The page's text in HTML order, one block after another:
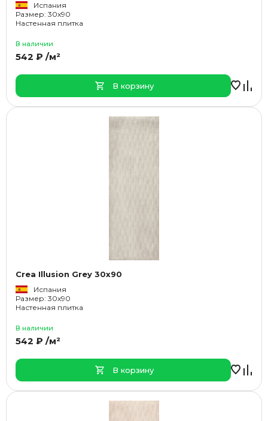
Испания
Размер: 30x90
Настенная плитка
В наличии
542 ₽ /м²
В корзину
Crea Illusion Grey 30x90
Испания
Размер: 30x90
Настенная плитка
В наличии
542 ₽ /м²
В корзину